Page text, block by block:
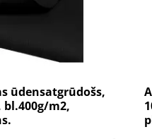
ūdensatgrūdošs,
bl.400g/m2,